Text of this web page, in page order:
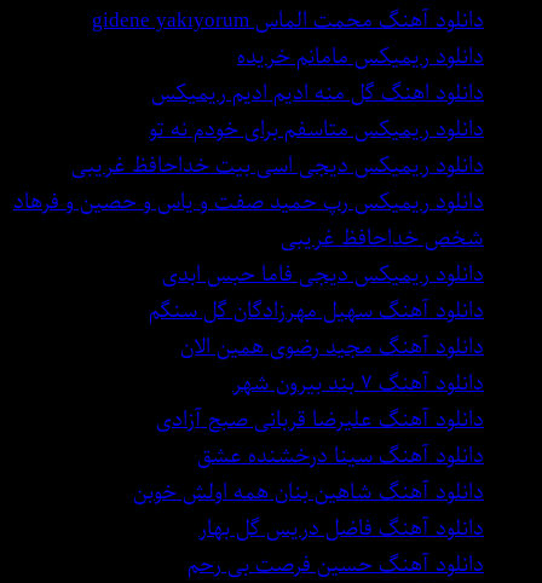
دانلود آهنگ محمت الماس gidene yakıyorum
دانلود ریمیکس مامانم خریده
دانلود اهنگ گل منه ادیم ادیم ریمیکس
دانلود ریمیکس متاسفم برای خودم نه تو
دانلود ریمیکس دیجی اسی بیت خداحافظ غریبی
دانلود ریمیکس رپ حمید صفت و یاس و حصین و فرهاد
شخص خداحافظ غریبی
دانلود ریمیکس دیجی فاما حبس ابدی
دانلود آهنگ سهیل مهرزادگان گل سنگم
دانلود آهنگ مجید رضوی همین الان
دانلود آهنگ ۷ بند بیرون شهر
دانلود آهنگ علیرضا قربانی صبح آزادی
دانلود آهنگ سینا درخشنده عشق
دانلود آهنگ شاهین بنان همه اولش خوبن
دانلود آهنگ فاضل دریس گل بهار
دانلود آهنگ حسین فرصت بی رحم